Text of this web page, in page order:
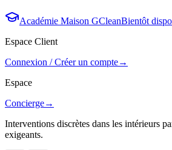
Académie Maison GCleanBientôt
Espace Client
Connexion / Créer un compte→
Espace
Concierge→
Interventions discrètes dans les intérieurs
exigeants.